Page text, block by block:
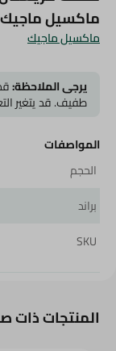
ماكسيل ماجيك
ماكسيل ماجيك - 700
يرجى الملاحظة:
طفيف. قد يتغير
المواصفات
الحجم
براند
SKU
المنتجات ذات